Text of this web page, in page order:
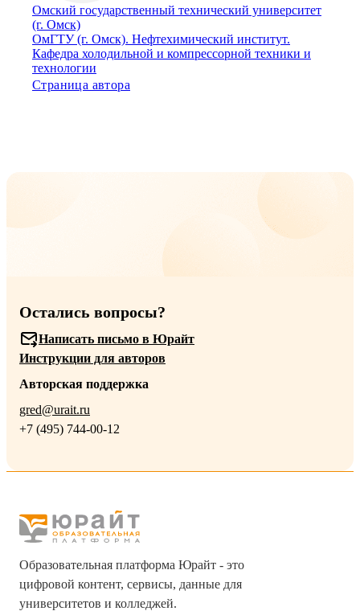
Омский государственный технический университет
(г. Омск)
ОмГТУ (г. Омск). Нефтехимический институт.
Кафедра холодильной и компрессорной техники и
технологии
Страница автора
Остались вопросы?
Написать письмо в Юрайт
Инструкции для авторов
Авторская поддержка
gred@urait.ru
+7 (495) 744-00-12
Образовательная платформа Юрайт - это
цифровой контент, сервисы, данные для
университетов и колледжей.